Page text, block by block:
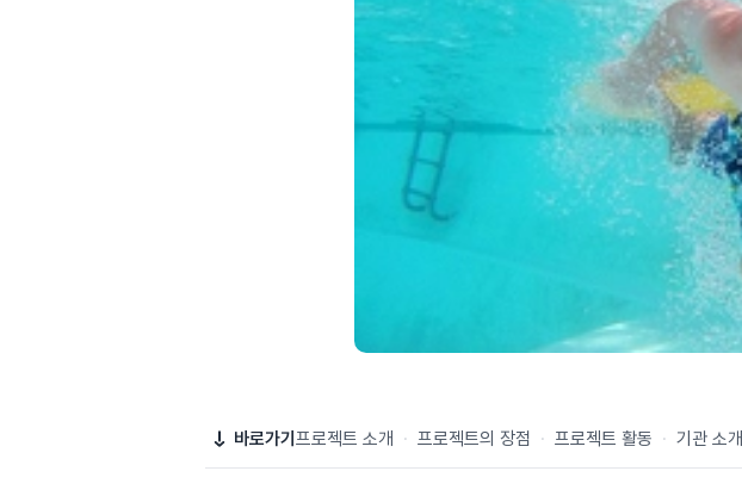
바로가기 프로젝트 소개 · 프로젝트의 장점 · 프로젝트 활동 · 기관 소개